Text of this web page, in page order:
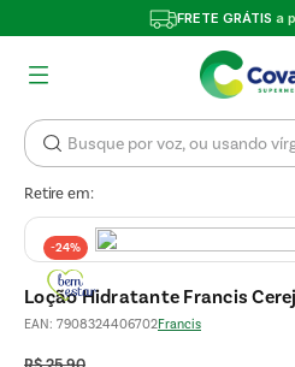
FRETE GRÁTIS a
Retire em:
-24%
Loção Hidratante Francis
EAN: 7908324406702Francis